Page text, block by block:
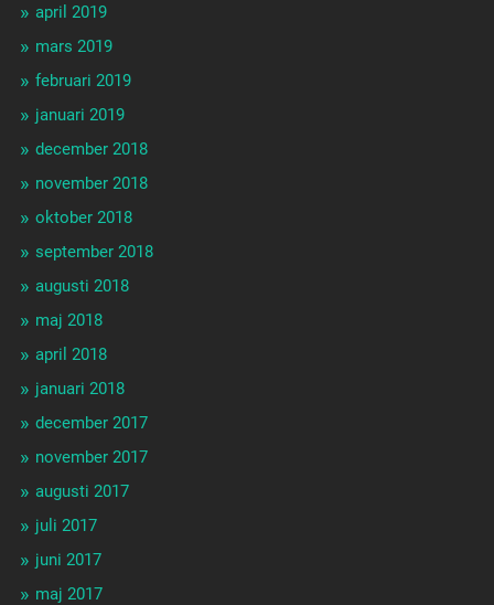
april 2019
mars 2019
februari 2019
januari 2019
december 2018
november 2018
oktober 2018
september 2018
augusti 2018
maj 2018
april 2018
januari 2018
december 2017
november 2017
augusti 2017
juli 2017
juni 2017
maj 2017